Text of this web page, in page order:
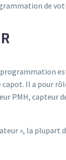
de
Il a pour
PMH, capteur
», la plupart